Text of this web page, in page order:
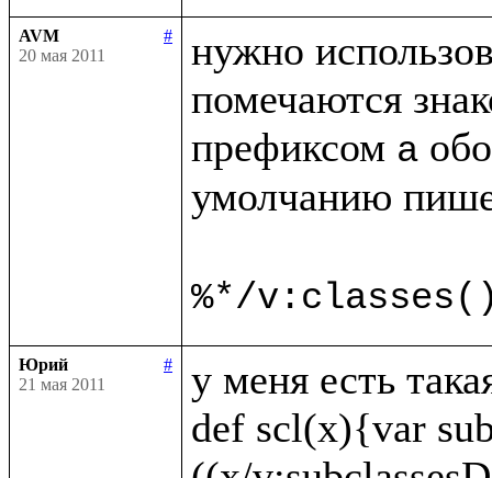
AVM
#
20 мая 2011
нужно
помечаются
префиксом a
умолчанию
%*/
Юрий
#
21 мая 2011
у меня есть
def scl(x){var